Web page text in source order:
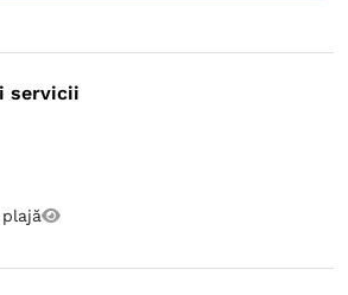
servicii